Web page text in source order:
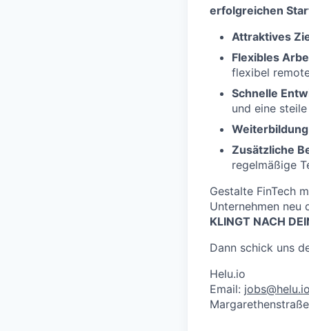
erfolgreichen
Attraktives
Flexibles
flexibel
Schnelle
und eine
Zusätzliche
regelmäßige
Gestalte FinTech
Unternehmen neu
KLINGT NACH
Dann schick uns
Helu.io
Email: